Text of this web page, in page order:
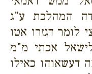
המהלכת ע"ג
לומר דגזרו אטו
אכתי מ"מ
דעשאוהו כאילו